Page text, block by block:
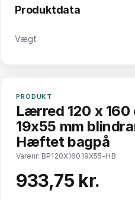
Produktdata
Vægt
PRODUKT
Lærred 120 x 160
19x55 mm
Hæftet bagpå
Varenr: BP120X16019X55-HB
933,75 kr.